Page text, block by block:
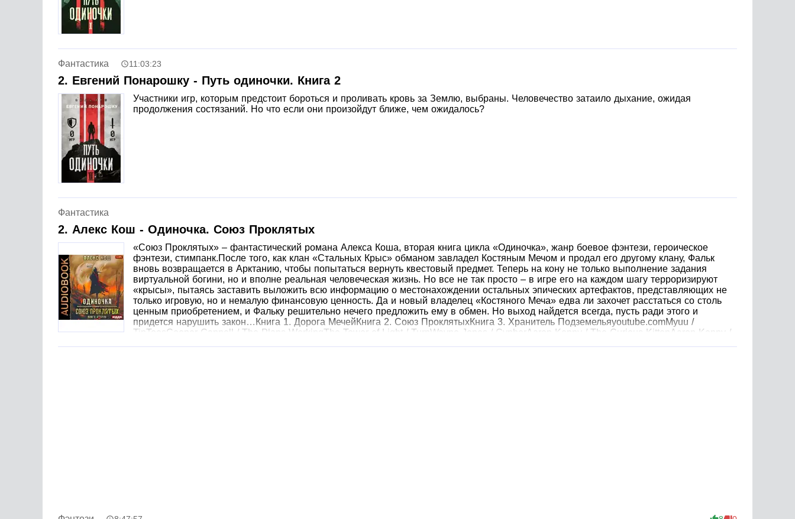
Фантастика 11:03:23
2. Евгений Понарошку - Путь одиночки. Книга 2
Участники игр, которым предстоит бороться и проливать кровь за Землю, выбраны. Человечество затаило дыхание, ожидая
продолжения состязаний. Но что если они произойдут ближе, чем ожидалось?
Фантастика
2. Алекс Кош - Одиночка. Союз Проклятых
«Союз Проклятых» – фантастический романа Алекса Коша, вторая книга цикла «Одиночка», жанр боевое фэнтези, героическое
фэнтези, стимпанк.После того, как клан «Стальных Крыс» обманом завладел Костяным Мечом и продал его другому клану, Фальк
вновь возвращается в Арктанию, чтобы попытаться вернуть квестовый предмет. Теперь на кону не только выполнение задания
виртуальной богини, но и вполне реальная человеческая жизнь. Но все не так просто – в игре его на каждом шагу терроризируют
«крысы», пытаясь заставить выложить всю информацию о местонахождении остальных эпических артефактов, представляющих не
только игровую, но и немалую финансовую ценность. Да и новый владелец «Костяного Меча» едва ли захочет расстаться со столь
ценным приобретением, и Фальку решительно нечего предложить ему в обмен. Но выход найдется всегда, пусть ради этого и
придется нарушить закон…Книга 1. Дорога МечейКнига 2. Союз ПроклятыхКнига 3. Хранитель Подземельяyoutube.comMyuu /
TipToesCooper Cannell / The Plans WorkingThe Tower of Light / TurnWayne Jones / CypherAaron Kenny / The Curious KittenAaron Kenny /